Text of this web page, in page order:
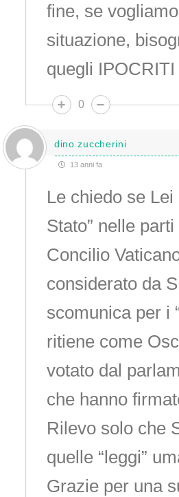
fine, se
situazione,
quegli
0
dino zuccherini
13 anni fa
Le chiedo se
Stato” nelle
Concilio
considerato da
scomunica per i
ritiene come
votato dal
che hanno
Rilevo solo che
quelle “leggi”
Grazie per una